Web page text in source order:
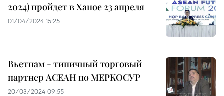
2024) пройдет в Ханое 23 апреля
01/04/2024 15:25
Вьетнам - типичный торговый
партнер АСЕАН по МЕРКОСУР
20/03/2024 09:55